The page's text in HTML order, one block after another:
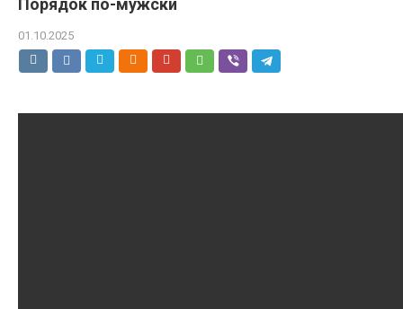
Порядок по-мужски
01.10.2025